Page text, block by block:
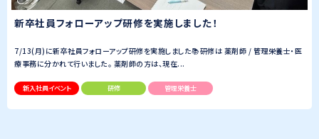
新卒社員フォローアップ研修を実施しました！
7/13(月)に新卒社員フォローアップ研修を実施しました📚研修は 薬剤師 / 管理栄養士・医
療事務に分かれて行いました。 薬剤師の方は、現在...
新入社員イベント 研修 管理栄養士